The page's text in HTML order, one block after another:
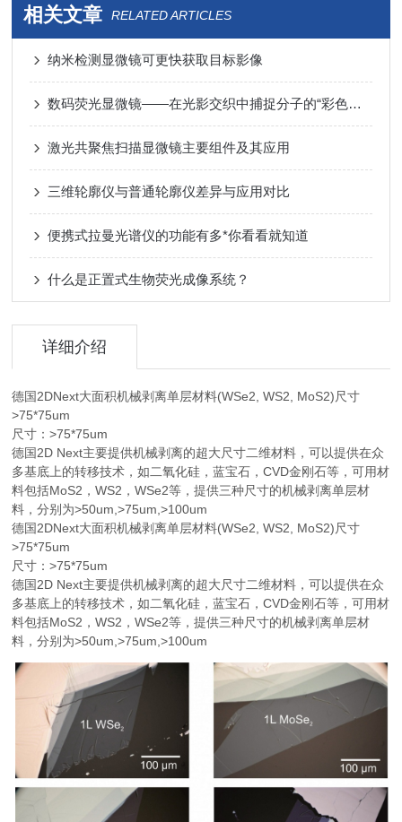
相关文章 RELATED ARTICLES
纳米检测显微镜可更快获取目标影像
数码荧光显微镜——在光影交织中捕捉分子的“彩色语言”
激光共聚焦扫描显微镜主要组件及其应用
三维轮廓仪与普通轮廓仪差异与应用对比
便携式拉曼光谱仪的功能有多*你看看就知道
什么是正置式生物荧光成像系统？
详细介绍
德国2DNext大面积机械剥离单层材料(WSe2, WS2, MoS2)尺寸
>75*75um
尺寸：>75*75um
德国2D Next主要提供机械剥离的超大尺寸二维材料，可以提供在众
多基底上的转移技术，如二氧化硅，蓝宝石，CVD金刚石等，可用材
料包括MoS2，WS2，WSe2等，提供三种尺寸的机械剥离单层材
料，分别为>50um,>75um,>100um
德国2DNext大面积机械剥离单层材料(WSe2, WS2, MoS2)尺寸
>75*75um
尺寸：>75*75um
德国2D Next主要提供机械剥离的超大尺寸二维材料，可以提供在众
多基底上的转移技术，如二氧化硅，蓝宝石，CVD金刚石等，可用材
料包括MoS2，WS2，WSe2等，提供三种尺寸的机械剥离单层材
料，分别为>50um,>75um,>100um